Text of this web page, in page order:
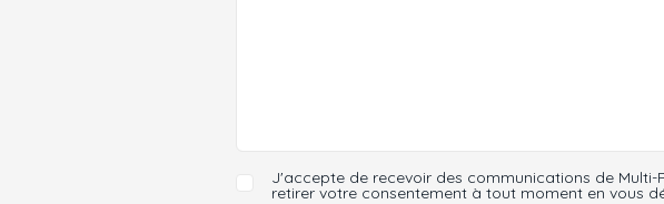
J'accepte de recevoir des communications de
retirer votre consentement à tout moment en vous